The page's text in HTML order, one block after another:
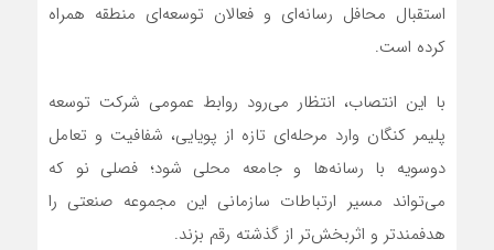
استقبال محافل رسانه‌ای و فعالان توسعه‌ای منطقه همراه
کرده است.
با این انتصاب، انتظار می‌رود روابط عمومی شرکت توسعه
پلیمر کنگان وارد مرحله‌ای تازه از پویایی، شفافیت و تعامل
دوسویه با رسانه‌ها و جامعه محلی شود؛ فصلی نو که
می‌تواند مسیر ارتباطات سازمانی این مجموعه صنعتی را
هدفمندتر و اثربخش‌تر از گذشته رقم بزند.